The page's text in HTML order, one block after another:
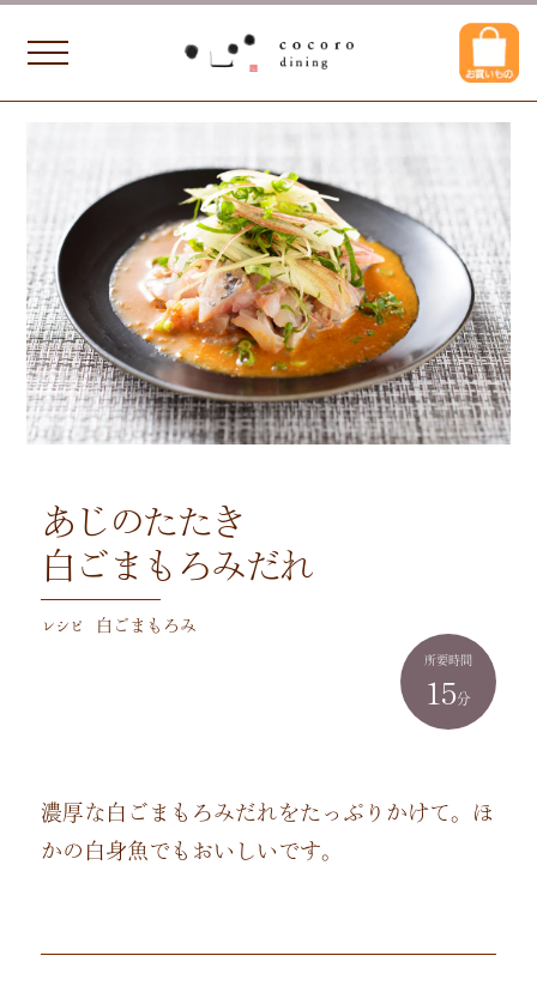
レシピ 白ごまもろみ
あじのたたき
白ごまもろみだれ
所要時間
15分
濃厚な白ごまもろみだれをたっぷりかけて。ほ
かの白身魚でもおいしいです。